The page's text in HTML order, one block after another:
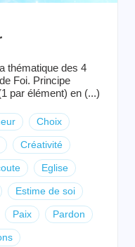
thématique des 4
Foi. Principe
par élément) en (...)
Choix
Créativité
Eglise
Estime de soi
Paix Pardon